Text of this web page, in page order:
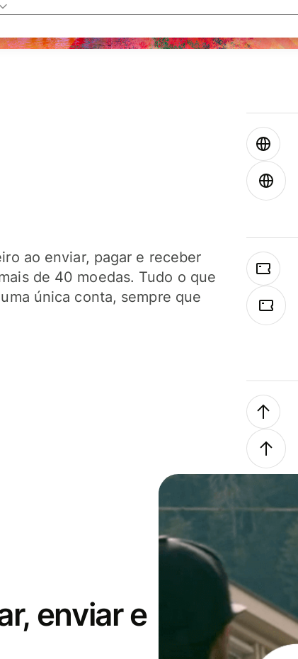
ao enviar, pagar e receber
de 40 moedas. Tudo o que
única conta, sempre que
enviar e